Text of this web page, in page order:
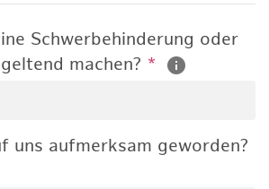
Schwerbehinderung oder
machen? *
uns aufmerksam geworden?